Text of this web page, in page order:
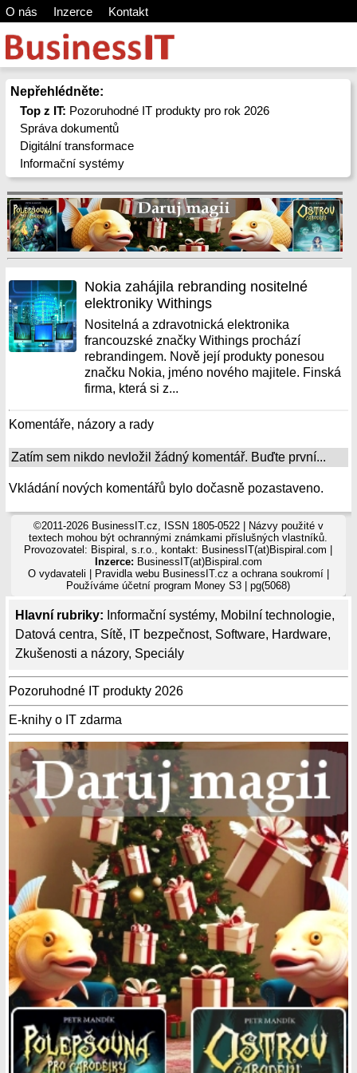
O nás Inzerce Kontakt
Nepřehlédněte:
Top z IT: Pozoruhodné IT produkty pro rok 2026
Správa dokumentů
Digitální transformace
Informační systémy
Hlavní rubriky: Informační systémy, Mobilní technologie,
Datová centra, Sítě, IT bezpečnost, Software, Hardware,
Zkušenosti a názory, Speciály
Pozoruhodné IT produkty 2026
E-knihy o IT zdarma
Nokia zahájila rebranding nositelné
elektroniky Withings
Nositelná a zdravotnická elektronika
francouzské značky Withings prochází
rebrandingem. Nově její produkty ponesou
značku Nokia, jméno nového majitele. Finská
firma, která si z...
Komentáře, názory a rady
Zatím sem nikdo nevložil žádný komentář. Buďte první...
Vkládání nových komentářů bylo dočasně pozastaveno.
©2011-2026 BusinessIT.cz, ISSN 1805-0522 | Názvy použité v
textech mohou být ochrannými známkami příslušných vlastníků.
Provozovatel: Bispiral, s.r.o., kontakt: BusinessIT(at)Bispiral.com |
Inzerce: BusinessIT(at)Bispiral.com
O vydavateli
Pravidla webu BusinessIT.cz a ochrana soukromí|
Používámeúčetní program Money S3 | pg(5068)